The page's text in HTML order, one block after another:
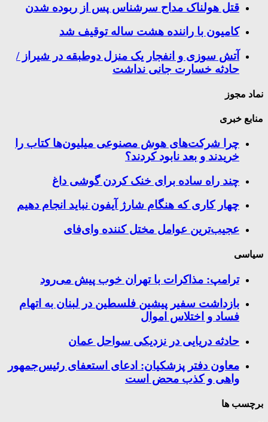
قتل هولناک مداح سرشناس پس از ربوده شدن
کامیون با راننده هشت ساله توقیف شد
آتش سوزی و انفجار یک منزل دوطبقه در شیراز /
حادثه خسارت جانی نداشت
نماد مجوز
منابع خبری
چرا شرکت‌های هوش مصنوعی میلیون‌ها کتاب را
خریدند و بعد نابود کردند؟
چند راه‌ ساده برای خنک کردن گوشی داغ
چهار کاری که هنگام شارژ آیفون نباید انجام دهیم
عجیب‌ترین عوامل مختل کننده وای‌فای
سیاسی
ترامپ: مذاکرات با تهران خوب پیش می‌رود
بازداشت سفیر پیشین فلسطین در لبنان به اتهام
فساد و اختلاس اموال
حادثه دریایی در نزدیکی سواحل عمان
معاون دفتر پزشکیان: ادعای استعفای رئیس‌جمهور
واهی و کذب محض است
برچسب ها